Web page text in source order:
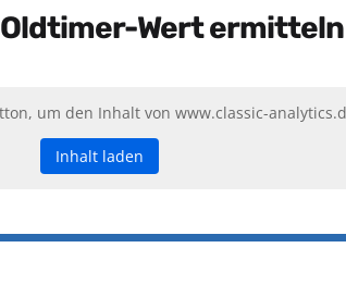
Wert ermitteln
um den Inhalt von www.classic-
Inhalt laden